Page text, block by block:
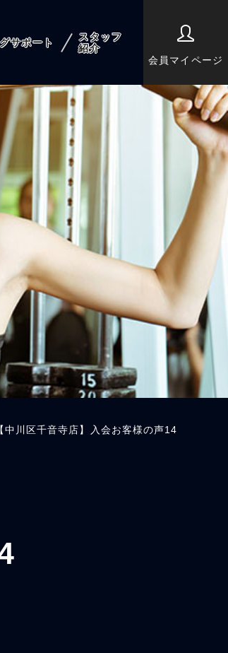
サポート
スタッフ
紹介
会員マイページ
【中川区千音寺店】入会お客様の声14